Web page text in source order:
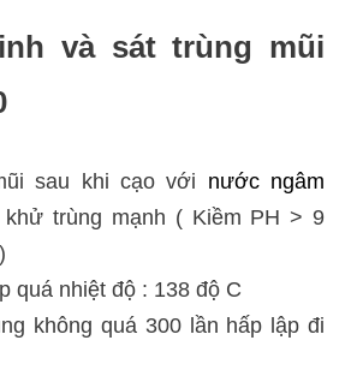
và sát trùng mũi
sau khi cạo với nước ngâm
trùng mạnh ( Kiềm PH > 9
quá nhiệt độ : 138 độ C
không quá 300 lần hấp lập đi